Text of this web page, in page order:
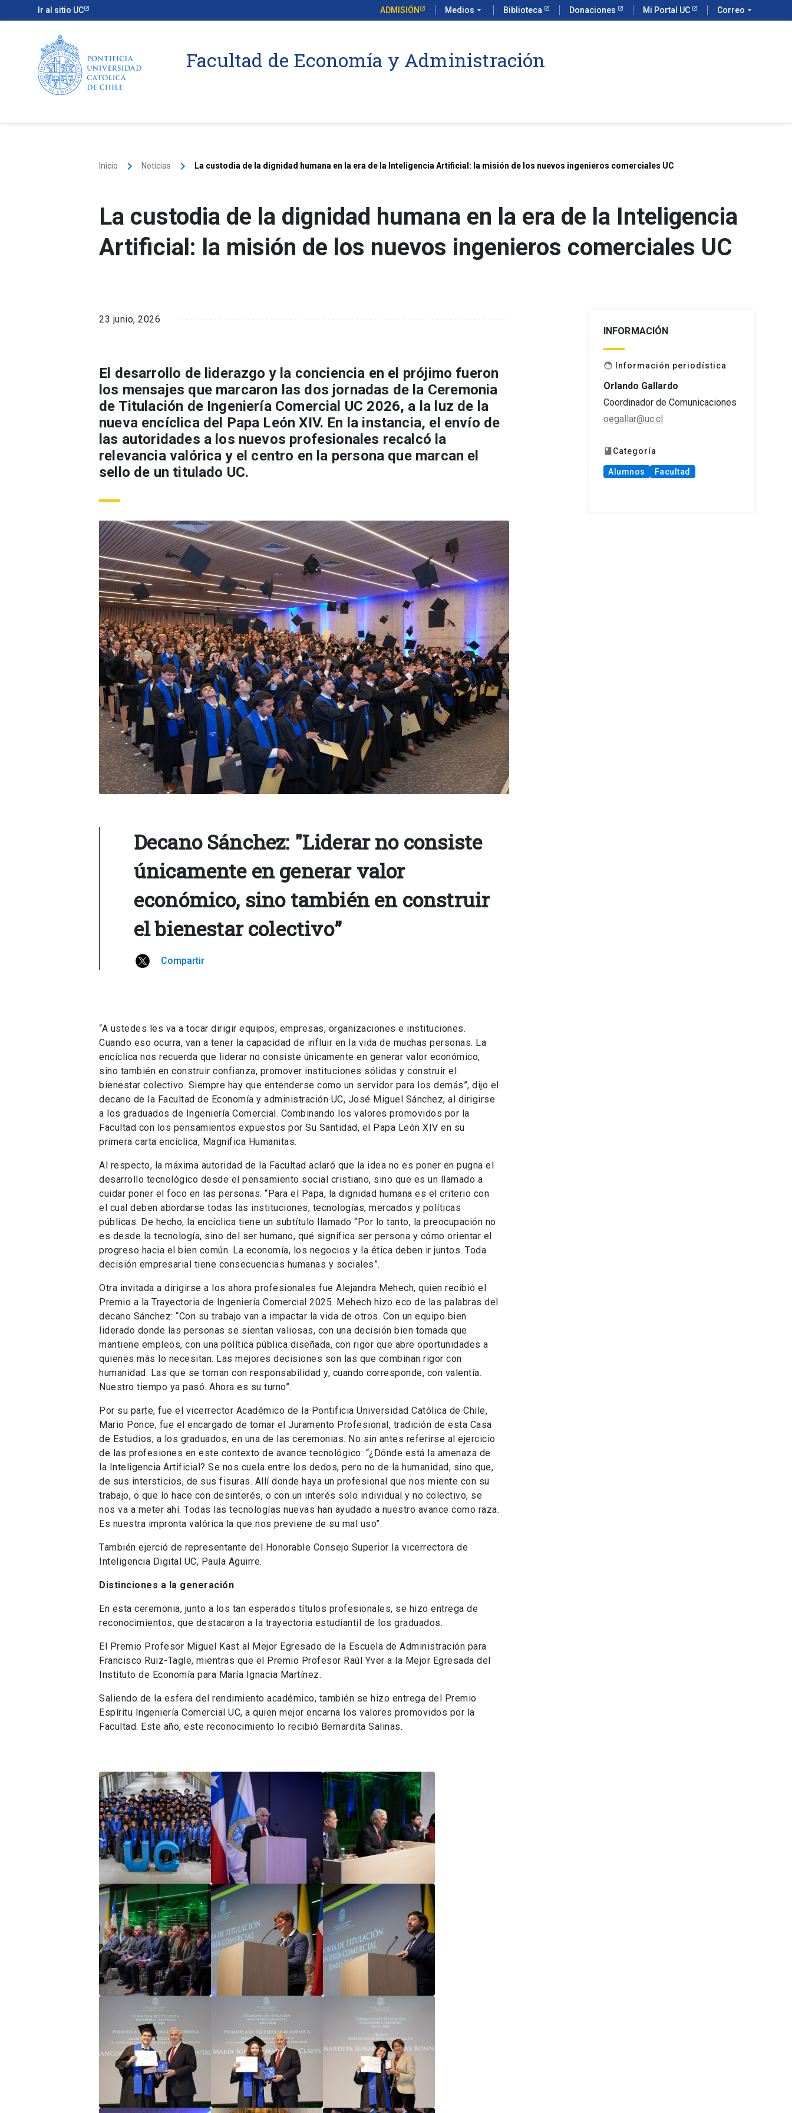
Ir al sitio UC ADMISIÓN Medios arrow_drop_down Biblioteca Donaciones Mi Portal UC Correo arrow_drop_down
Facultad de Economía y Administración
Inicio keyboard_arrow_right Noticias keyboard_arrow_right La custodia de la dignidad humana en la era de la Inteligencia Artificial: la misión de los nuevos ingenieros comerciales UC
La custodia de la dignidad humana en la era de la Inteligencia
Artificial: la misión de los nuevos ingenieros comerciales UC
23 junio, 2026
El desarrollo de liderazgo y la conciencia en el prójimo fueron
los mensajes que marcaron las dos jornadas de la Ceremonia
de Titulación de Ingeniería Comercial UC 2026, a la luz de la
nueva encíclica del Papa León XIV. En la instancia, el envío de
las autoridades a los nuevos profesionales recalcó la
relevancia valórica y el centro en la persona que marcan el
sello de un titulado UC.
Decano Sánchez: "Liderar no consiste
únicamente en generar valor
económico, sino también en construir
el bienestar colectivo”
Compartir
“A ustedes les va a tocar dirigir equipos, empresas, organizaciones e instituciones.
Cuando eso ocurra, van a tener la capacidad de influir en la vida de muchas personas. La
encíclica nos recuerda que liderar no consiste únicamente en generar valor económico,
sino también en construir confianza, promover instituciones sólidas y construir el
bienestar colectivo. Siempre hay que entenderse como un servidor para los demás”, dijo el
decano de la Facultad de Economía y administración UC, José Miguel Sánchez, al dirigirse
a los graduados de Ingeniería Comercial. Combinando los valores promovidos por la
Facultad con los pensamientos expuestos por Su Santidad, el Papa León XIV en su
primera carta encíclica, Magnifica Humanitas.
Al respecto, la máxima autoridad de la Facultad aclaró que la idea no es poner en pugna el
desarrollo tecnológico desde el pensamiento social cristiano, sino que es un llamado a
cuidar poner el foco en las personas: “Para el Papa, la dignidad humana es el criterio con
el cual deben abordarse todas las instituciones, tecnologías, mercados y políticas
públicas. De hecho, la encíclica tiene un subtítulo llamado “Por lo tanto, la preocupación no
es desde la tecnología, sino del ser humano, qué significa ser persona y cómo orientar el
progreso hacia el bien común. La economía, los negocios y la ética deben ir juntos. Toda
decisión empresarial tiene consecuencias humanas y sociales”.
Otra invitada a dirigirse a los ahora profesionales fue Alejandra Mehech, quien recibió el
Premio a la Trayectoria de Ingeniería Comercial 2025. Mehech hizo eco de las palabras del
decano Sánchez: “Con su trabajo van a impactar la vida de otros. Con un equipo bien
liderado donde las personas se sientan valiosas, con una decisión bien tomada que
mantiene empleos, con una política pública diseñada, con rigor que abre oportunidades a
quienes más lo necesitan. Las mejores decisiones son las que combinan rigor con
humanidad. Las que se toman con responsabilidad y, cuando corresponde, con valentía.
Nuestro tiempo ya pasó. Ahora es su turno”.
Por su parte, fue el vicerrector Académico de la Pontificia Universidad Católica de Chile,
Mario Ponce, fue el encargado de tomar el Juramento Profesional, tradición de esta Casa
de Estudios, a los graduados, en una de las ceremonias. No sin antes referirse al ejercicio
de las profesiones en este contexto de avance tecnológico: “¿Dónde está la amenaza de
la Inteligencia Artificial? Se nos cuela entre los dedos, pero no de la humanidad, sino que,
de sus intersticios, de sus fisuras. Allí donde haya un profesional que nos miente con su
trabajo, o que lo hace con desinterés, o con un interés solo individual y no colectivo, se
nos va a meter ahí. Todas las tecnologías nuevas han ayudado a nuestro avance como raza.
Es nuestra impronta valórica la que nos previene de su mal uso”.
También ejerció de representante del Honorable Consejo Superior la vicerrectora de
Inteligencia Digital UC, Paula Aguirre.
Distinciones a la generación
En esta ceremonia, junto a los tan esperados títulos profesionales, se hizo entrega de
reconocimientos, que destacaron a la trayectoria estudiantil de los graduados.
El Premio Profesor Miguel Kast al Mejor Egresado de la Escuela de Administración para
Francisco Ruiz-Tagle, mientras que el Premio Profesor Raúl Yver a la Mejor Egresada del
Instituto de Economía para María Ignacia Martínez.
Saliendo de la esfera del rendimiento académico, también se hizo entrega del Premio
Espíritu Ingeniería Comercial UC, a quien mejor encarna los valores promovidos por la
Facultad. Este año, este reconocimiento lo recibió Bernardita Salinas.
INFORMACIÓN
face Información periodística
Orlando Gallardo
Coordinador de Comunicaciones
oegallar@uc.cl
book Categoría
Alumnos Facultad